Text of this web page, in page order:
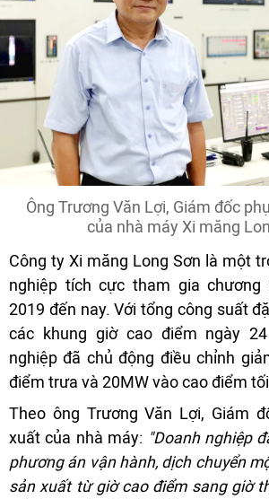
Ông Trương Văn Lợi, Giám đốc
của nhà máy Xi măng
Công ty Xi măng Long Sơn là một
nghiệp tích cực tham gia
2019 đến nay. Với tổng công suất
các khung giờ cao điểm ngày
nghiệp đã chủ động điều chỉnh
điểm trưa và 20MW vào cao điểm
Theo ông Trương Văn Lợi, Giám
xuất của nhà máy: "Doanh nghiệp
phương án vận hành, dịch chuyển
sản xuất từ giờ cao điểm sang giờ